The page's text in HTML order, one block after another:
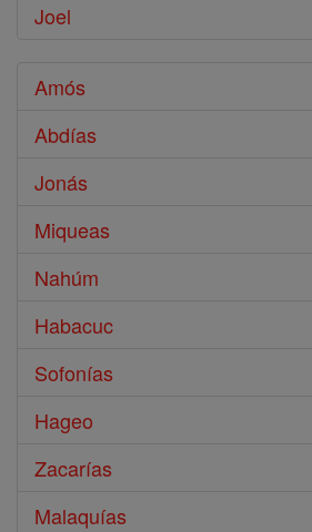
Joel
Amós
Abdías
Jonás
Miqueas
Nahúm
Habacuc
Sofonías
Hageo
Zacarías
Malaquías